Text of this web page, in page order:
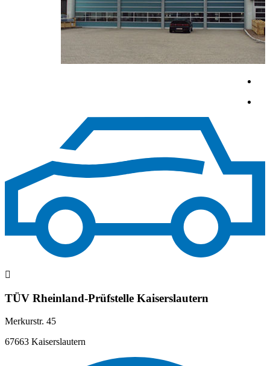
TÜV Rheinland-Prüfstelle Kaiserslautern
Merkurstr. 45
67663 Kaiserslautern